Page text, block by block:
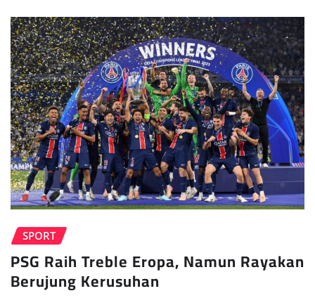
SPORT
PSG Raih Treble Eropa, Namun Rayakan
Berujung Kerusuhan